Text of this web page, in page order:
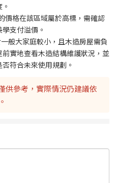
價格在該區域屬於高標，需確認
支付溢價。
一般大家庭較小，且木造房屋需負
實地查看木造結構維護狀況，並
符合未來使用規劃。
供參考，實際情況仍建議依